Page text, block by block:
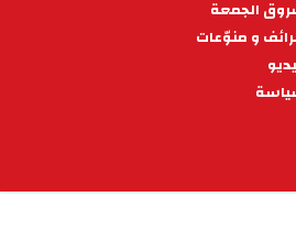
الجمعة
و منوّعات